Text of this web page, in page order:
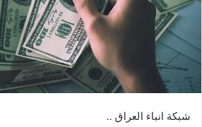
شبكة انباء العراق ..